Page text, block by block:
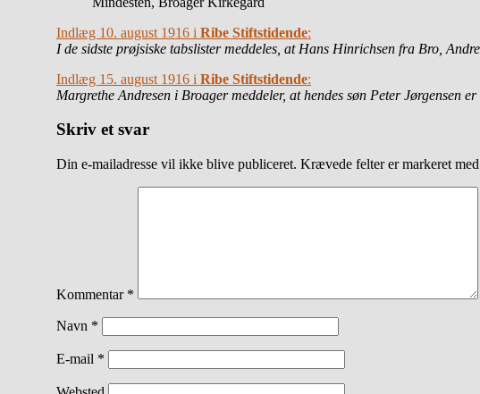
Indlæg 10. august 1916 i Ribe Stiftstidende:
I de sidste prøjsiske tabslister meddeles, at Hans Hinrichsen fra Bro,
Indlæg 15. august 1916 i Ribe Stiftstidende:
Margrethe Andresen i Broager meddeler, at hendes søn Peter Jørgensen
Skriv et svar
Din e-mailadresse vil ikke blive publiceret. Krævede felter er markeret med
Kommentar *
Navn *
E-mail *